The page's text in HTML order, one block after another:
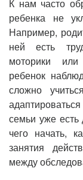
К нам часто
ребенка не
Например,
ней есть
моторики или
ребенок
сложно
семьи уже есть
чего начать,
занятия
между